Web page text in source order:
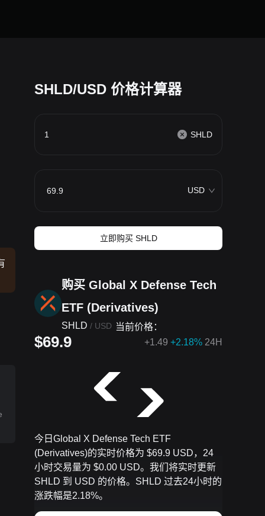
SHLD/USD 价格计算器
SHLD
USD
立即购买 SHLD
购买 Global X Defense Tech
ETF (Derivatives)
SHLD / USD 当前价格：
$69.9 +1.49 +2.18% 24H
今日Global X Defense Tech ETF
(Derivatives)的实时价格为 $69.9 USD，24
小时交易量为 $0.00 USD。我们将实时更新
SHLD 到 USD 的价格。SHLD 过去24小时的
涨跌幅是2.18%。